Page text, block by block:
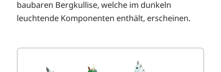
baubaren Bergkullise, welche im dunkeln
leuchtende Komponenten enthält, erscheinen.